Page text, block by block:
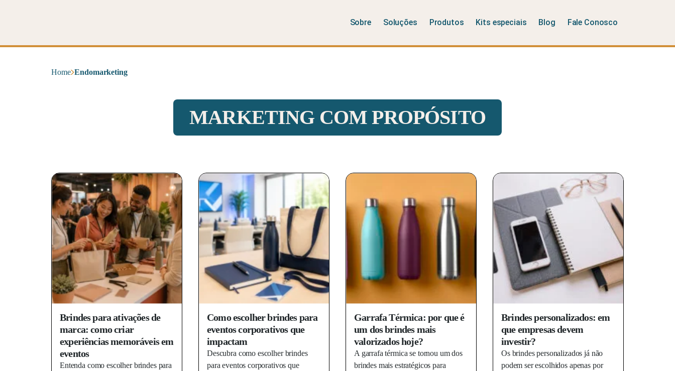
Sobre Soluções Produtos Kits especiais Blog Fale Conosco
Home Endomarketing
MARKETING COM PROPÓSITO
Brindes para ativações de
marca: como criar
experiências memoráveis em
eventos
Entenda como escolher brindes para
Como escolher brindes para
eventos corporativos que
impactam
Descubra como escolher brindes
para eventos corporativos que
Garrafa Térmica: por que é
um dos brindes mais
valorizados hoje?
A garrafa térmica se tornou um dos
brindes mais estratégicos para
Brindes personalizados: em
que empresas devem
investir?
Os brindes personalizados já não
podem ser escolhidos apenas por